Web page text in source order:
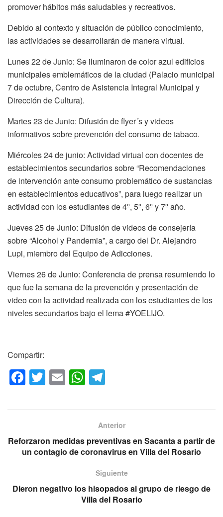
promover hábitos más saludables y recreativos.
Debido al contexto y situación de público conocimiento,
las actividades se desarrollarán de manera virtual.
Lunes 22 de Junio: Se iluminaron de color azul edificios
municipales emblemáticos de la ciudad (Palacio municipal
7 de octubre, Centro de Asistencia Integral Municipal y
Dirección de Cultura).
Martes 23 de Junio: Difusión de flyer´s y videos
informativos sobre prevención del consumo de tabaco.
Miércoles 24 de junio: Actividad virtual con docentes de
establecimientos secundarios sobre “Recomendaciones
de intervención ante consumo problemático de sustancias
en establecimientos educativos”, para luego realizar un
actividad con los estudiantes de 4º, 5º, 6º y 7º año.
Jueves 25 de Junio: Difusión de videos de consejería
sobre “Alcohol y Pandemia”, a cargo del Dr. Alejandro
Lupi, miembro del Equipo de Adicciones.
Viernes 26 de Junio: Conferencia de prensa resumiendo lo
que fue la semana de la prevención y presentación de
video con la actividad realizada con los estudiantes de los
niveles secundarios bajo el lema #YOELIJO.
Compartir:
F
b
o
k
T E W
A
p
gr
a
m
Anterior
Reforzaron medidas preventivas en Sacanta a partir de
un contagio de coronavirus en Villa del Rosario
Siguiente
Dieron negativo los hisopados al grupo de riesgo de
Villa del Rosario